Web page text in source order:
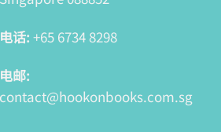
电话: +65 6734 8298
电邮:
contact@hookonbooks.com.sg